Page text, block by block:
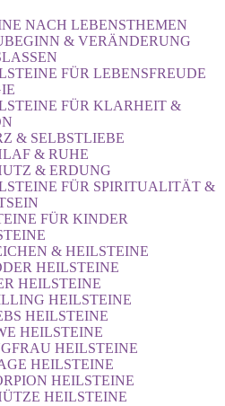
NACH LEBENSTHEMEN
& VERÄNDERUNG
FÜR LEBENSFREUDE
FÜR KLARHEIT &
& SELBSTLIEBE
& RUHE
& ERDUNG
FÜR SPIRITUALITÄT &
FÜR KINDER
& HEILSTEINE
HEILSTEINE
HEILSTEINE
HEILSTEINE
HEILSTEINE
HEILSTEINE
HEILSTEINE
HEILSTEINE
HEILSTEINE
HEILSTEINE